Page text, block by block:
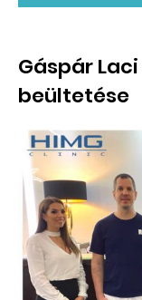
Gáspár
beültetése